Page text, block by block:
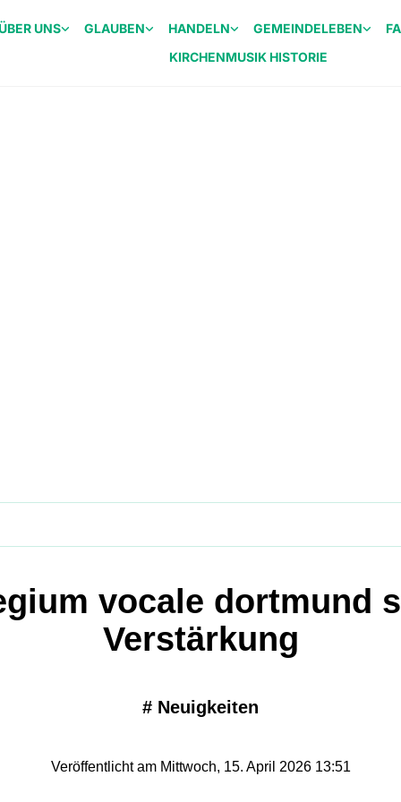
UNS GLAUBEN HANDELN GEMEINDELEBEN
KIRCHENMUSIK HISTORIE
vocale dortmund
Verstärkung
# Neuigkeiten
Veröffentlicht am Mittwoch, 15. April 2026 13:51